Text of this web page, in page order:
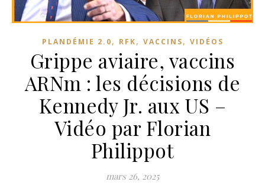
PLANDÉMIE 2.0, RFK, VACCINS, VIDÉOS
Grippe aviaire, vaccins
ARNm : les décisions de
Kennedy Jr. aux US –
Vidéo par Florian
Philippot
mars 26, 2025